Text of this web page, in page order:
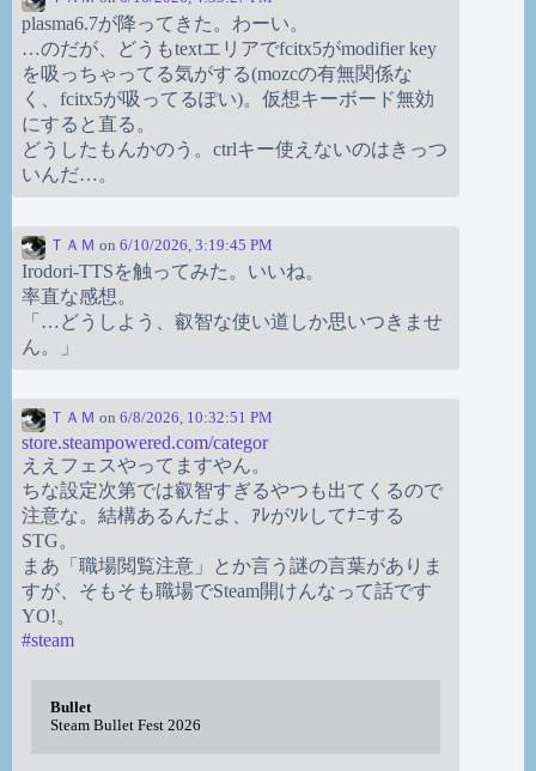
plasma6.7が降ってきた。わーい。
…のだが、どうもtextエリアでfcitx5がmodifier key
を吸っちゃってる気がする(mozcの有無関係な
く、fcitx5が吸ってるぽい)。仮想キーボード無効
にすると直る。
どうしたもんかのう。ctrlキー使えないのはきっつ
いんだ…。
ＴＡＭ on 6/10/2026, 3:19:45 PM
Irodori-TTSを触ってみた。いいね。
率直な感想。
「…どうしよう、叡智な使い道しか思いつきませ
ん。」
ＴＡＭ on 6/8/2026, 10:32:51 PM
store.steampowered.com/categor
ええフェスやってますやん。
ちな設定次第では叡智すぎるやつも出てくるので
注意な。結構あるんだよ、ｱﾚがｿﾚしてﾅﾆする
STG。
まあ「職場閲覧注意」とか言う謎の言葉がありま
すが、そもそも職場でSteam開けんなって話です
YO!。
#steam
Bullet
Steam Bullet Fest 2026